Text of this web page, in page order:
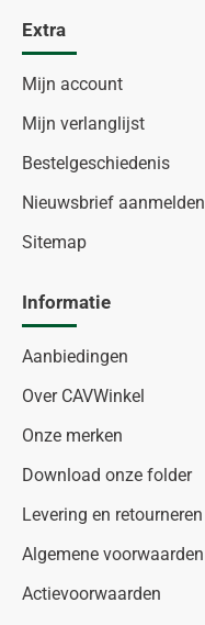
Extra
Mijn account
Mijn verlanglijst
Bestelgeschiedenis
Nieuwsbrief aanmelden
Sitemap
Informatie
Aanbiedingen
Over CAVWinkel
Onze merken
Download onze folder
Levering en retourneren
Algemene voorwaarden
Actievoorwaarden